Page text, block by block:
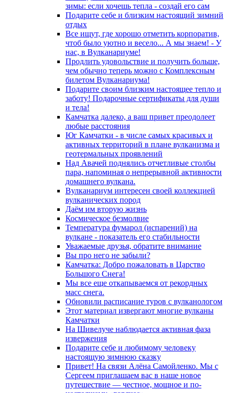
зимы: если хочешь тепла - создай его сам
Подарите себе и близким настоящий зимний
отдых
Все ищут, где хорошо отметить корпоратив,
чтоб было уютно и весело... А мы знаем! - У
нас, в Вулканариуме!
Продлить удовольствие и получить больше,
чем обычно теперь можно с Комплексным
билетом Вулканариума!
Подарите своим близким настоящее тепло и
заботу! Подарочные сертификаты для души
и тела!
Камчатка далеко, а ваш привет преодолеет
любые расстояния
Юг Камчатки - в числе самых красивых и
активных территорий в плане вулканизма и
геотермальных проявлений
Над Авачей поднялись отчетливые столбы
пара, напоминая о непрерывной активности
домашнего вулкана.
Вулканариум интересен своей коллекцией
вулканических пород
Даём им вторую жизнь
Космическое безмолвие
Температура фумарол (испарений) на
вулкане - показатель его стабильности
Уважаемые друзья, обратите внимание
Вы про него не забыли?
Камчатка: Добро пожаловать в Царство
Большого Снега!
Мы все еще откапываемся от рекордных
масс снега.
Обновили расписание туров с вулканологом
Этот материал извергают многие вулканы
Камчатки
На Шивелуче наблюдается активная фаза
извержения
Подарите себе и любимому человеку
настоящую зимнюю сказку
Привет! На связи Алёна Самойленко. Мы с
Сергеем приглашаем вас в наше новое
путешествие — честное, мощное и по-